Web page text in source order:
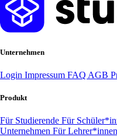
Unternehmen
Login Impressum FAQ AGB
Produkt
Für Studierende Für
Unternehmen Für Lehrer*innen